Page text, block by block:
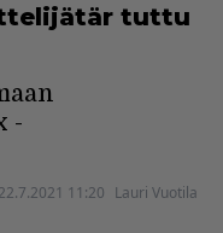
tuttu
-
22.7.2021 11:20 Lauri Vuotila